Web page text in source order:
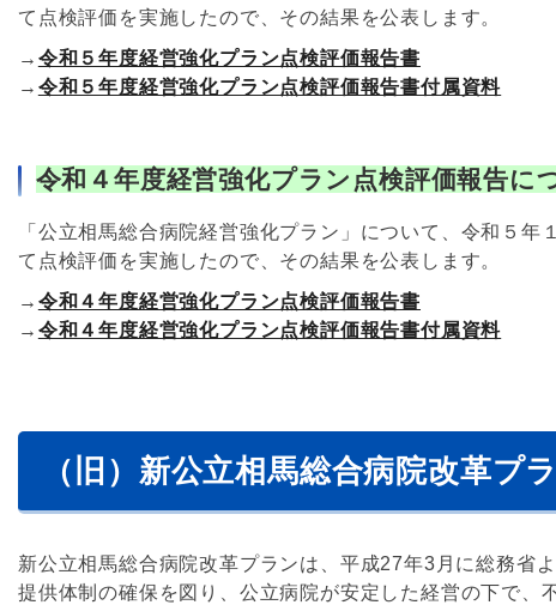
て点検評価を実施したので、その結果を公表します。
→ 令和５年度経営強化プラン点検評価報告書
→ 令和５年度経営強化プラン点検評価報告書付属資料
令和４年度経営強化プラン点検評価報告に
「公立相馬総合病院経営強化プラン」について、令和５
て点検評価を実施したので、その結果を公表します。
→ 令和４年度経営強化プラン点検評価報告書
→ 令和４年度経営強化プラン点検評価報告書付属資料
（旧）新公立相馬総合病院改革プ
新公立相馬総合病院改革プランは、平成27年3月に総務省
提供体制の確保を図り、公立病院が安定した経営の下で